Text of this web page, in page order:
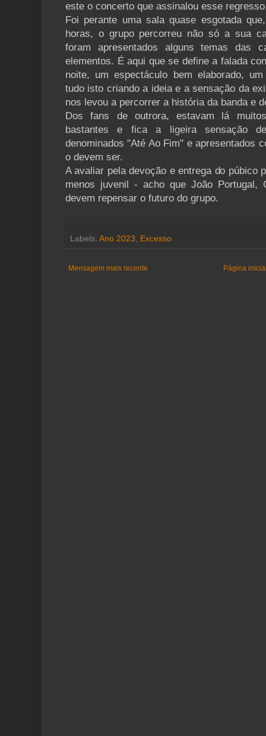
este o concerto que assinalou esse
Foi perante uma sala quase esgotada
horas, o grupo percorreu não só a sua
foram apresentados alguns temas das
elementos. É aqui que se define a falada
noite, um espectáculo bem elaborado,
tudo isto criando a ideia e a sensação da
nos levou a percorrer a história da banda e
Dos fans de outrora, estavam lá
bastantes e fica a ligeira sensação
denominados "Até Ao Fim" e apresentados
o devem ser.
A avaliar pela devoção e entrega do púbico
menos juvenil - acho que João Portugal,
devem repensar o futuro do grupo.
Labels: Ano 2023, Excesso
Mensagem mais recente Página